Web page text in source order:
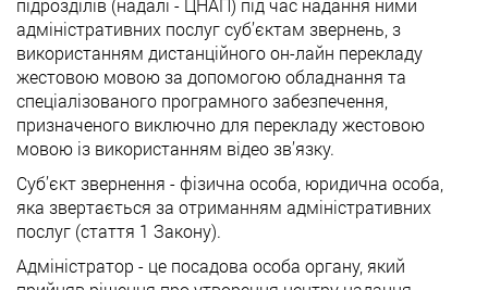
підрозділів (надалі - ЦНАП) під час надання ними
адміністративних послуг суб’єктам звернень, з
використанням дистанційного он-лайн перекладу
жестовою мовою за допомогою обладнання та
спеціалізованого програмного забезпечення,
призначеного виключно для перекладу жестовою
мовою із використанням відео зв’язку.
Суб’єкт звернення - фізична особа, юридична особа,
яка звертається за отриманням адміністративних
послуг (стаття 1 Закону).
Адміністратор - це посадова особа органу, який